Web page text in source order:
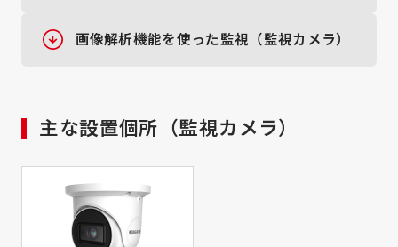
画像解析機能を使った監視（監視カメラ）
主な設置個所（監視カメラ）